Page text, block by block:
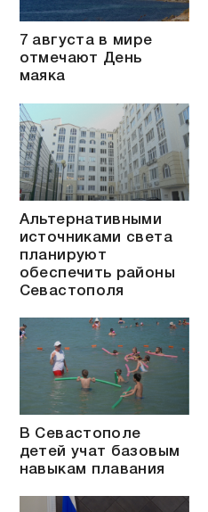
7 августа в мире
отмечают День
маяка
Альтернативными
источниками света
планируют
обеспечить районы
Севастополя
В Севастополе
детей учат базовым
навыкам плавания